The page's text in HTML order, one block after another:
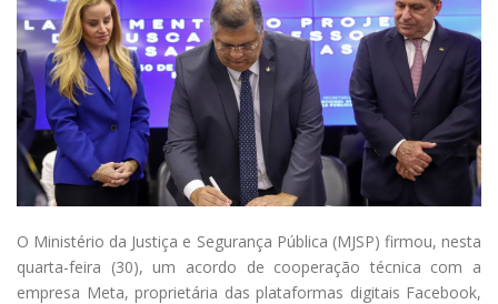
O Ministério da Justiça e Segurança Pública (MJSP) firmou, nesta
quarta-feira (30), um acordo de cooperação técnica com a
empresa Meta, proprietária das plataformas digitais Facebook,